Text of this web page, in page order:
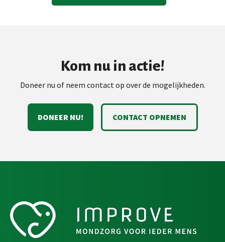
Kom nu in actie!
Doneer nu of neem contact op over de mogelijkheden.
DONEER NU! CONTACT OPNEMEN